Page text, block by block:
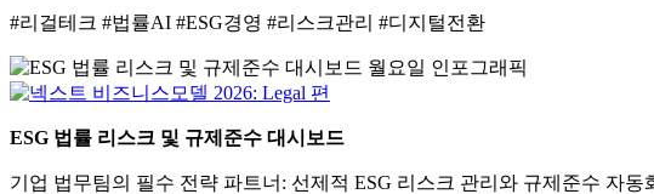
#리걸테크 #법률AI #ESG경영 #리스크관리 #디지털전환
ESG 법률 리스크 및 규제준수 대시보드
기업 법무팀의 필수 전략 파트너: 선제적 ESG 리스크 관리와 규제준수 자동